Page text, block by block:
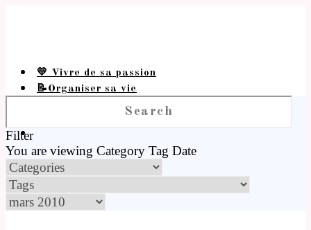
💛 Vivre de sa passion
📝Organiser sa vie
Filter
You are viewing Category Tag Date